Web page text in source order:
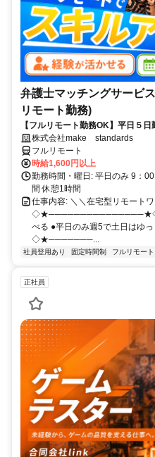
弁護士マッチングサービ
リモート勤務)
【フルリモート勤務OK】平日５
ルが身につく営業職
株式会社make standards
フルリモート
時給1,600円以上
勤務時間・曜日: 平日のみ 9：
間 休憩1時間
仕事内容: ＼＼在宅型リモート
◇★───────────────★◇
べる ●平日のみ週5で土日はゆ
◇★───────...
社員登用あり 固定時間制 フルリモート
正社員